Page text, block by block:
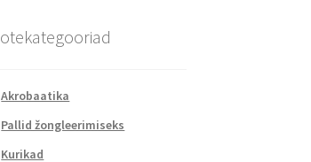
Akrobaatika
Pallid žongleerimiseks
Kurikad